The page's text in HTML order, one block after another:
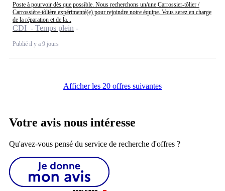
Poste à pourvoir dès que possible. Nous recherchons un/une Carrossier-tôlier /
Carrossière-tôlière expérimenté(e) pour rejoindre notre équipe. Vous serez en charge
de la réparation et de la...
CDI - Temps plein
Publié il y a 9 jours
Afficher les 20 offres suivantes
Votre avis nous intéresse
Qu'avez-vous pensé du service de recherche d'offres ?